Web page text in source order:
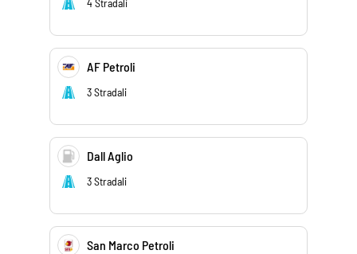
4 Stradali
AF Petroli
3 Stradali
Dall Aglio
3 Stradali
San Marco Petroli